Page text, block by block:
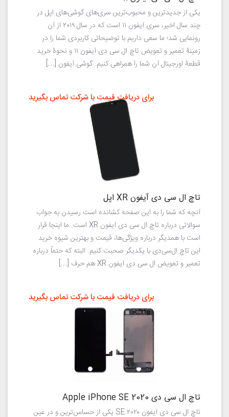
یکی از جدیدترین و محبوب‌ترین سری‌های گوشی‌های اپل در
چند سال اخیر، سری آیفون ۱۱ است که در سال ۲۰۱۹ از آن
رونمایی شد؛ ما سعی داریم با توضیحاتی کاربردی شما را در
زمینهٔ تعمیر و تعویض تاچ ال سی دی آیفون ۱۱ و نحوهٔ خرید
قطعۀ اورجینال آن شما را همراهی کنیم. گوشی آیفون […]
تاچ ال سی دی آیفون XR اپل
آنچه که شما را به این صفحه کشانده است رسیدن به جواب
سوالاتی درباره تاچ ال سی دی آیفون XR است. ما اینجا قرار
است با همدیگر درباره ویژگی‌ها، قیمت و بهترین شیوه خرید
این تاچ ال‌سی‌دی با یکدیگر صحبت کنیم. البته که حتماً درباره
تعمیر و تعویض ال سی دی آیفون XR هم حرف […]
برای دریافت قیمت با شرکت تماس بگیرید
تاچ ال سی دی Apple iPhone SE 2020
تاچ ال سی دی آیفون SE ۲۰۲۰ یکی از حساس‌ترین و در عین
برای دریافت قیمت با شرکت تماس بگیرید